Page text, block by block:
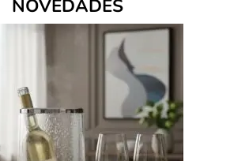
NOVEDADES